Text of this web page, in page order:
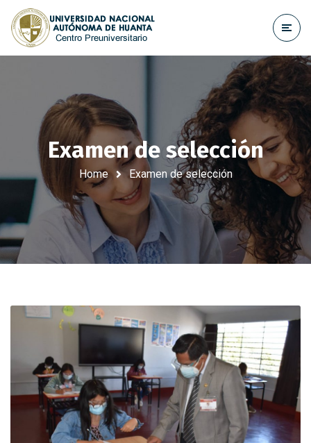
Examen de selección
Home Examen de selección